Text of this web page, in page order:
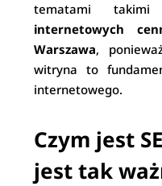
tematami
internetowych
Warszawa,
witryna to
internetowego.
Czym jest
jest tak